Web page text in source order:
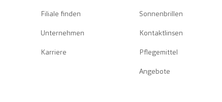
Filiale finden
Unternehmen
Karriere
Sonnenbrillen
Kontaktlinsen
Pflegemittel
Angebote